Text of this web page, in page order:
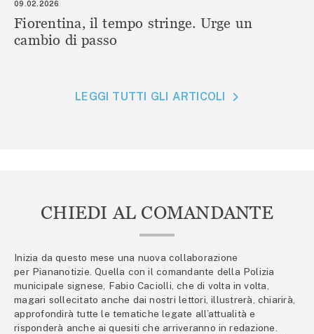
09.02.2026
Fiorentina, il tempo stringe. Urge un
cambio di passo
LEGGI TUTTI GLI ARTICOLI
CHIEDI AL COMANDANTE
Inizia da questo mese una nuova collaborazione
per Piananotizie. Quella con il comandante della Polizia
municipale signese, Fabio Caciolli, che di volta in volta,
magari sollecitato anche dai nostri lettori, illustrerà, chiarirà,
approfondirà tutte le tematiche legate all’attualità e
risponderà anche ai quesiti che arriveranno in redazione.